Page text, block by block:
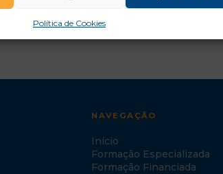
Política de Cookies
NAVEGAÇÃO
Início
Formação Especializada
Formação Financiada